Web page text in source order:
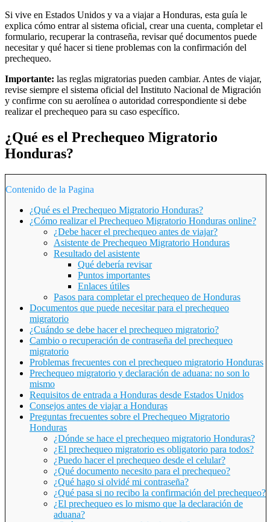
Si vive en Estados Unidos y va a viajar a Honduras, esta guía le
explica cómo entrar al sistema oficial, crear una cuenta, completar el
formulario, recuperar la contraseña, revisar qué documentos puede
necesitar y qué hacer si tiene problemas con la confirmación del
prechequeo.
Importante: las reglas migratorias pueden cambiar. Antes de viajar,
revise siempre el sistema oficial del Instituto Nacional de Migración
y confirme con su aerolínea o autoridad correspondiente si debe
realizar el prechequeo para su caso específico.
¿Qué es el Prechequeo Migratorio
Honduras?
Contenido de la Pagina
¿Qué es el Prechequeo Migratorio Honduras?
¿Cómo realizar el Prechequeo Migratorio Honduras online?
¿Debe hacer el prechequeo antes de viajar?
Asistente de Prechequeo Migratorio Honduras
Resultado del asistente
Qué debería revisar
Puntos importantes
Enlaces útiles
Pasos para completar el prechequeo de Honduras
Documentos que puede necesitar para el prechequeo
migratorio
¿Cuándo se debe hacer el prechequeo migratorio?
Cambio o recuperación de contraseña del prechequeo
migratorio
Problemas frecuentes con el prechequeo migratorio Honduras
Prechequeo migratorio y declaración de aduana: no son lo
mismo
Requisitos de entrada a Honduras desde Estados Unidos
Consejos antes de viajar a Honduras
Preguntas frecuentes sobre el Prechequeo Migratorio
Honduras
¿Dónde se hace el prechequeo migratorio Honduras?
¿El prechequeo migratorio es obligatorio para todos?
¿Puedo hacer el prechequeo desde el celular?
¿Qué documento necesito para el prechequeo?
¿Qué hago si olvidé mi contraseña?
¿Qué pasa si no recibo la confirmación del prechequeo?
¿El prechequeo es lo mismo que la declaración de
aduana?